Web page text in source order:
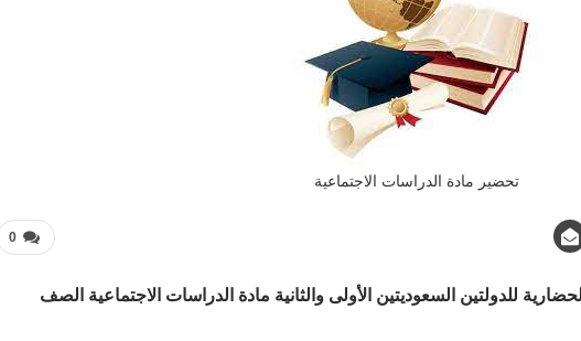
تحضير مادة الدراسات الاجتماعية
0
للدولتين السعوديتين الأولى والثانية مادة الدراسات الاجتماعية الصف